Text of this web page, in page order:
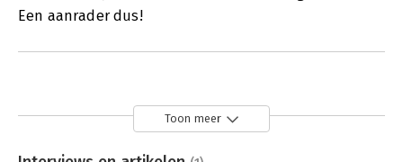
Een aanrader dus!
Toon meer